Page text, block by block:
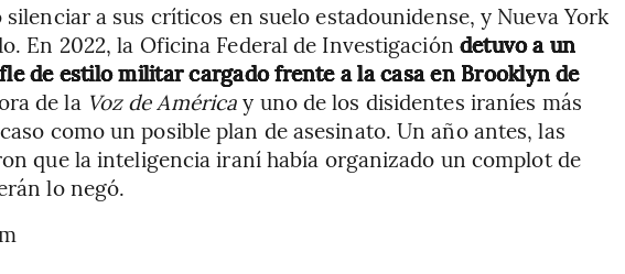
a sus críticos en suelo estadounidense, y Nueva York
En 2022, la Oficina Federal de Investigación detuvo a un
de estilo militar cargado frente a la casa en Brooklyn de
de la Voz de Américay uno de los disidentes iraníes más
como un posible plan de asesinato. Un año antes, las
que la inteligencia iraní había organizado un complot de
lo negó.